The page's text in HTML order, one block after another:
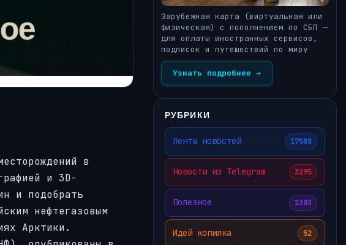
в
и 3D-
и подобрать
нефтегазовым
Арктики.
Зарубежная карта (виртуальная или
физическая) с пополнением по СБП —
для оплаты иностранных сервисов,
подписок и путешествий по миру
Узнать подробнее →
РУБРИКИ
Лента новостей 17588
Новости из Telegram 3295
Полезное 1303
Идей копилка 52